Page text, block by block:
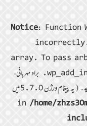
Notice: Function
incorrectly.
array. To pass
wp_add_inline_script() function instead. براہ مہربانی،
پڑھیے۔ (یہ پیغام ورژن 5.7.0 میں
/home/